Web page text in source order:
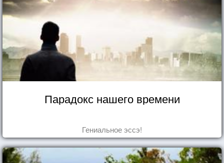
Парадокс нашего времени
Гениальное эссэ!